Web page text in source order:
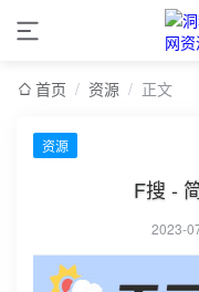
首页 / 资源 / 正文
资源
F搜 -
2023-